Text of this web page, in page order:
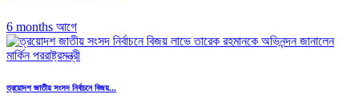
6 months আগে
ত্রয়োদশ জাতীয় সংসদ নির্বাচনে বিজয়...